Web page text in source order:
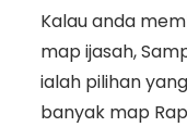
Kalau anda
map ijasah,
ialah pilihan
banyak map